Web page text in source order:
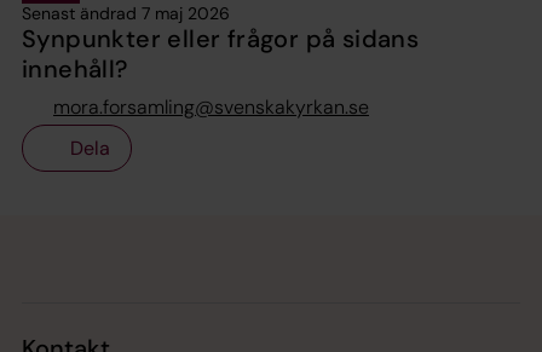
Senast ändrad 7 maj 2026
Synpunkter eller frågor på sidans
innehåll?
mora.forsamling@svenskakyrkan.se
Dela